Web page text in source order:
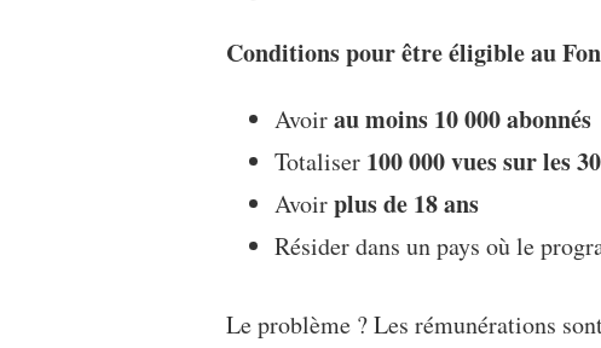
Conditions pour être éligible au
Avoirau moins 10 000 abonnés
Totaliser 100 000 vues sur les
Avoirplus de 18 ans
Résider dans un pays où le
Le problème ? Les rémunérations